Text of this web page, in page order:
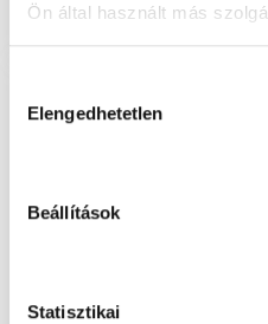
Ön által használt más
kiválasztása
Elengedhetetlen
Beállítások
Statisztikai